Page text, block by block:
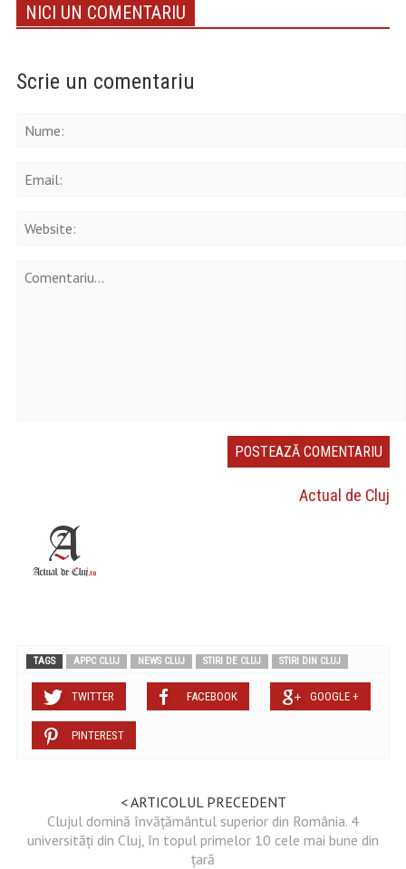
NICI UN COMENTARIU
Scrie un comentariu
Actual de Cluj
TAGS APPC CLUJ NEWS CLUJ STIRI DE CLUJ STIRI DIN CLUJ
TWITTER FACEBOOK GOOGLE +
PINTEREST
< ARTICOLUL PRECEDENT
Clujul domină învățământul superior din România. 4
universități din Cluj, în topul primelor 10 cele mai bune din
țară